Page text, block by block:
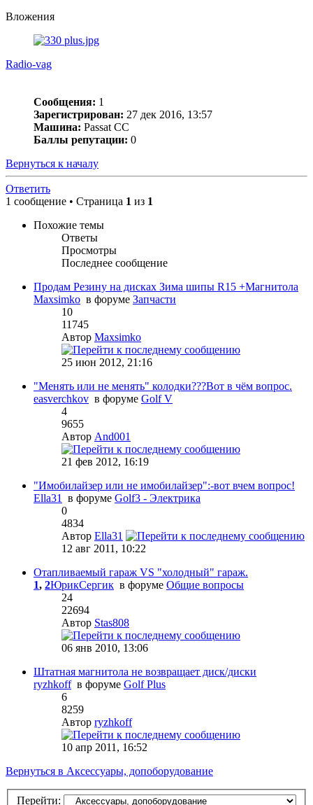
Вложения
Radio-vag
Сообщения: 1
Зарегистрирован: 27 дек 2016, 13:57
Машина: Passat CC
Баллы репутации: 0
Вернуться к началу
Ответить
1 сообщение • Страница 1 из 1
Похожие темы
Ответы
Просмотры
Последнее сообщение
Продам Резину на дисках Зима шипы R15 +Магнитола
Maxsimko в форуме Запчасти
10
11745
Автор Maxsimko
25 июн 2012, 21:16
"Менять или не менять" колодки???Вот в чём вопрос.
easverchkov в форуме Golf V
4
9655
Автор And001
21 фев 2012, 16:19
"Имобилайзер или не имобилайзер":-вот вчем вопрос!
Ella31
в форуме Golf3 - Электрика
0
4834
Автор Ella31
12 авг 2011, 10:22
Отапливаемый гараж VS "холодный" гараж.
1, 2ЮрикСергик в форуме Общие вопросы
24
22694
Автор Stas808
06 янв 2010, 13:06
Штатная магнитола не возвращает диск/диски
ryzhkoffв форуме Golf Plus
6
8259
Автор ryzhkoff
10 апр 2011, 16:52
Вернуться в Аксессуары, допоборудование
Перейти: